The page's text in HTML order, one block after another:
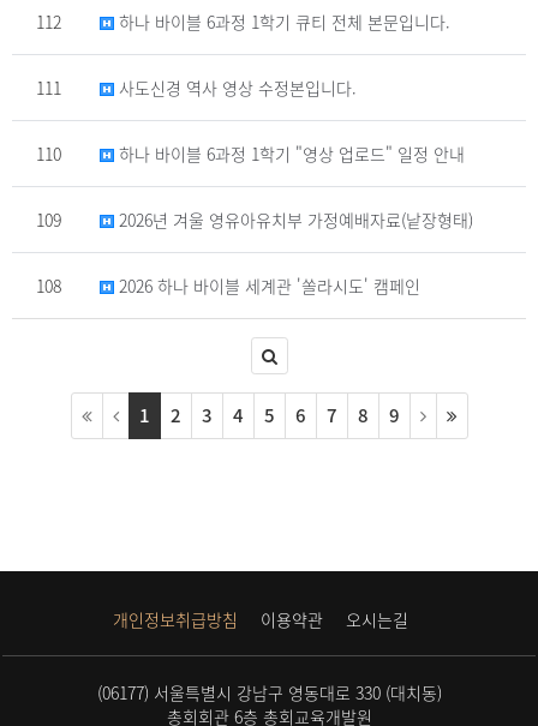
112 하나 바이블 6과정 1학기 큐티 전체 본문입니다.
111 사도신경 역사 영상 수정본입니다.
110 하나 바이블 6과정 1학기 "영상 업로드" 일정 안내
109 2026년 겨울 영유아유치부 가정예배자료(낱장형태)
108 2026 하나 바이블 세계관 '쏠라시도' 캠페인
1 2 3 4 5 6 7 8 9
개인정보취급방침 이용약관 오시는길
(06177) 서울특별시 강남구 영동대로 330 (대치동)
총회회관 6층 총회교육개발원